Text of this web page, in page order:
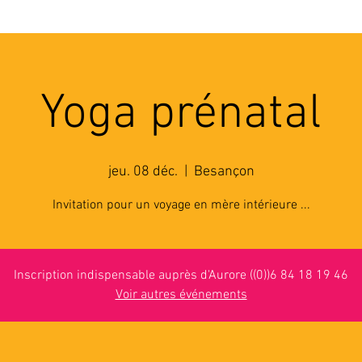
Yoga prénatal
jeu. 08 déc. Besançon
Invitation pour un voyage en mère intérieure ...
Inscription indispensable auprès d'Aurore ((0))6 84 18 19 46
Voir autres événements